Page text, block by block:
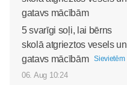
5 svarīgi soļi, lai bērns
skolā atgrieztos vesels un
gatavs mācībām
Sievietēm
06. Aug 10:24